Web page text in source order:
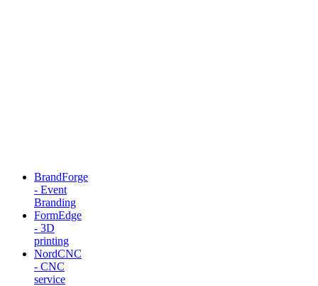
BrandForge
- Event
Branding
FormEdge
- 3D
printing
NordCNC
- CNC
service